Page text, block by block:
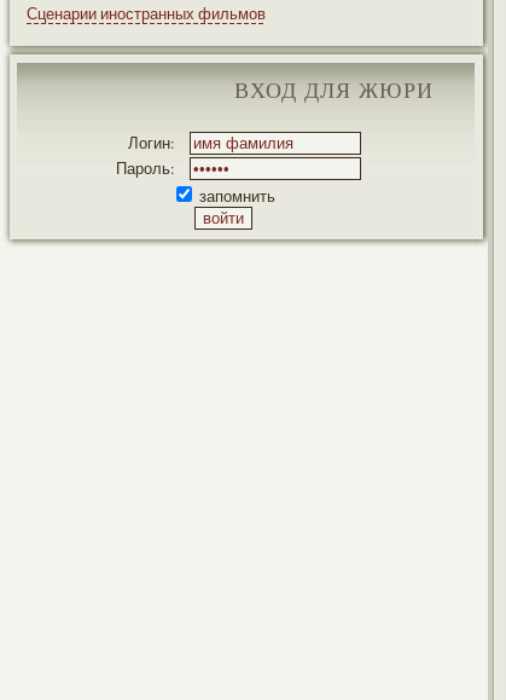
Сценарии иностранных фильмов
ВХОД ДЛЯ ЖЮРИ
Логин:
Пароль:
запомнить